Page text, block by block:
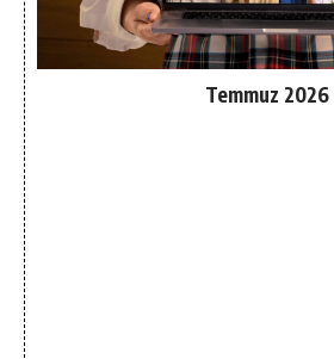
Temmuz 2026